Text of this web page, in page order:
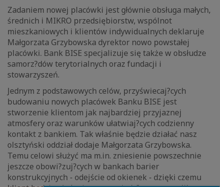
Zadaniem nowej placówki jest głównie obsługa małych,
średnich i MIKRO przedsiębiorstw, wspólnot
mieszkaniowych i klientów indywidualnych deklaruje
Małgorzata Grzybowska dyrektor nowo powstałej
placówki. Bank BISE specjalizuje się także w obsłudze
samorz?dów terytorialnych oraz fundacji i
stowarzyszeń.
Jednym z podstawowych celów, przyświecaj?cych
budowaniu nowych placówek Banku BISE jest
stworzenie klientom jak najbardziej przyjaznej
atmosfery oraz warunków ułatwiaj?cych codzienny
kontakt z bankiem. Tak właśnie będzie działać nasz
olsztyński oddział dodaje Małgorzata Grzybowska.
Temu celowi służyć ma m.in. zniesienie powszechnie
jeszcze obowi?zuj?cych w bankach barier
konstrukcyjnych - odejście od okienek - dzięki czemu